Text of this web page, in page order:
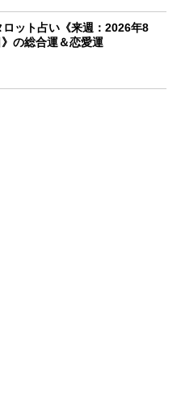
ロット占い《来週：2026年8
の総合運＆恋愛運